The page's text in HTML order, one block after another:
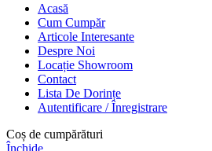
Acasă
Cum Cumpăr
Articole Interesante
Despre Noi
Locație Showroom
Contact
Lista De Dorințe
Autentificare / Înregistrare
Coș de cumpărături
Închide